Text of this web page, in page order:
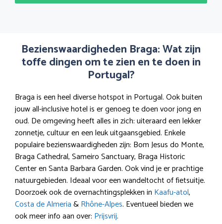
Bezienswaardigheden Braga: Wat zijn
toffe dingen om te zien en te doen in
Portugal?
Braga is een heel diverse hotspot in Portugal. Ook buiten
jouw all-inclusive hotel is er genoeg te doen voor jong en
oud. De omgeving heeft alles in zich: uiteraard een lekker
zonnetje, cultuur en een leuk uitgaansgebied. Enkele
populaire bezienswaardigheden zijn: Bom Jesus do Monte,
Braga Cathedral, Sameiro Sanctuary, Braga Historic
Center en Santa Barbara Garden. Ook vind je er prachtige
natuurgebieden. Ideaal voor een wandeltocht of fietsuitje.
Doorzoek ook de overnachtingsplekken in Kaafu-atol,
Costa de Almeria&Rhône-Alpes. Eventueel bieden we
ook meer info aan over: Prijsvrij.